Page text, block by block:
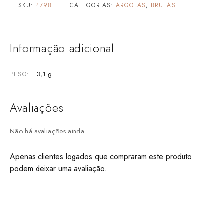
SKU: 4798 CATEGORIAS: ARGOLAS, BRUTAS
Informação adicional
PESO 3,1 g
Avaliações
Não há avaliações ainda.
Apenas clientes logados que compraram este produto
podem deixar uma avaliação.